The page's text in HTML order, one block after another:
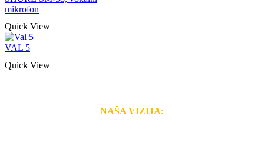
mikrofon
Quick View
VAL 5
Quick View
NAŠA VIZIJA: